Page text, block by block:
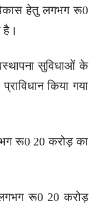
हेतु लगभग रू0
है।
सुविधाओं के
किया गया
रू0 20 करोड़ का
रू0 20 करोड़